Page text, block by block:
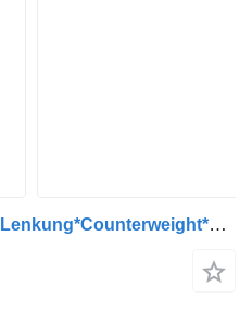
Nooteboom OVB102-06 5xLenkung*Counterweight*Ballast*HU2027